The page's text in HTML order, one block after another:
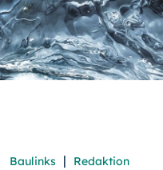
Baulinks | Redaktion